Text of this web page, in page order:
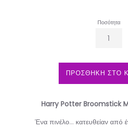
Ποσότητα
ΠΡΟΣΘΗΚΗ ΣΤΟ
Harry Potter Broomstick
Ένα πινέλο… κατευθείαν από